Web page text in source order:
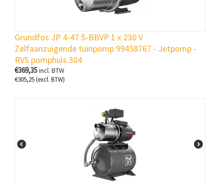
Grundfos JP 4-47 S-BBVP 1 x 230 V
Zelfaanzuigende tuinpomp 99458767 - Jetpomp -
RVS pomphuis 304
€369,35incl. BTW
€305,25(excl. BTW)